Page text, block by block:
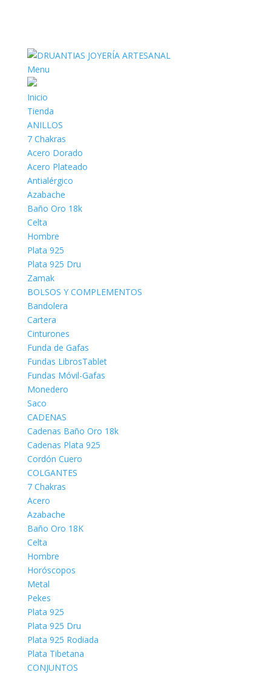
Menu
Inicio
Tienda
ANILLOS
7 Chakras
Acero Dorado
Acero Plateado
Antialérgico
Azabache
Baño Oro 18k
Celta
Hombre
Plata 925
Plata 925 Dru
Zamak
BOLSOS Y COMPLEMENTOS
Bandolera
Cartera
Cinturones
Funda de Gafas
Fundas LibrosTablet
Fundas Móvil-Gafas
Monedero
Saco
CADENAS
Cadenas Baño Oro 18k
Cadenas Plata 925
Cordón Cuero
COLGANTES
7 Chakras
Acero
Azabache
Baño Oro 18K
Celta
Hombre
Horóscopos
Metal
Pekes
Plata 925
Plata 925 Dru
Plata 925 Rodiada
Plata Tibetana
CONJUNTOS